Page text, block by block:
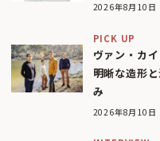
2026年8月10日
PICK UP
ヴァン・カ
明晰な造形
み
2026年8月10日